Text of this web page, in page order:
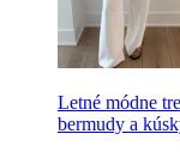
Letné módne
bermudy a